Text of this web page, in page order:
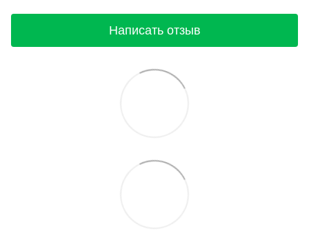
Написать отзыв